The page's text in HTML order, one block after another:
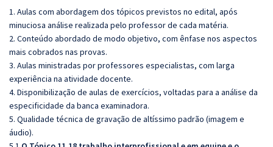
1. Aulas com abordagem dos tópicos previstos no edital, após
minuciosa análise realizada pelo professor de cada matéria.
2. Conteúdo abordado de modo objetivo, com ênfase nos aspectos
mais cobrados nas provas.
3. Aulas ministradas por professores especialistas, com larga
experiência na atividade docente.
4. Disponibilização de aulas de exercícios, voltadas para a análise da
especificidade da banca examinadora.
5. Qualidade técnica de gravação de altíssimo padrão (imagem e
áudio).